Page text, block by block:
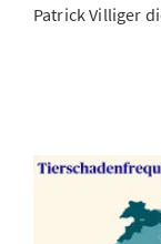
Patrick Villiger